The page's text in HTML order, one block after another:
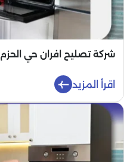
شركة تصليح افران حي الحزم
اقرأ المزيد